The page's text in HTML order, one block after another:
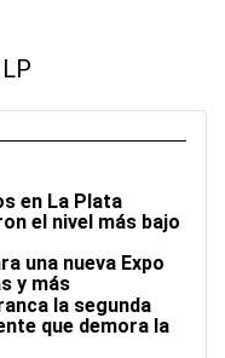
en La Plata
el nivel más bajo
una nueva Expo
y más
la segunda
que demora la